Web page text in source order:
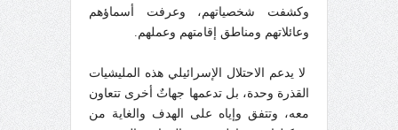
وكشفت شخصياتهم، وعرفت أسماؤهم
وعائلاتهم ومناطق إقامتهم وعملهم.
لا يدعم الاحتلال الإسرائيلي هذه المليشيات
القذرة وحدة، بل تدعمها جهاتٌ أخرى تتعاون
معه، وتتفق وإياه على الهدف والغاية من